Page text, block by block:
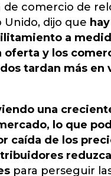
comercio de
Unido, dijo que
a
oferta y los
​​tardan más en
una
lo que
caída de los
para perseguir